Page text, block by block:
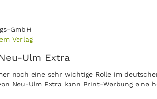
GmbH
Verlag
Ulm Extra
noch eine sehr wichtige Rolle im
Neu-Ulm Extra kann Print-Werbung eine